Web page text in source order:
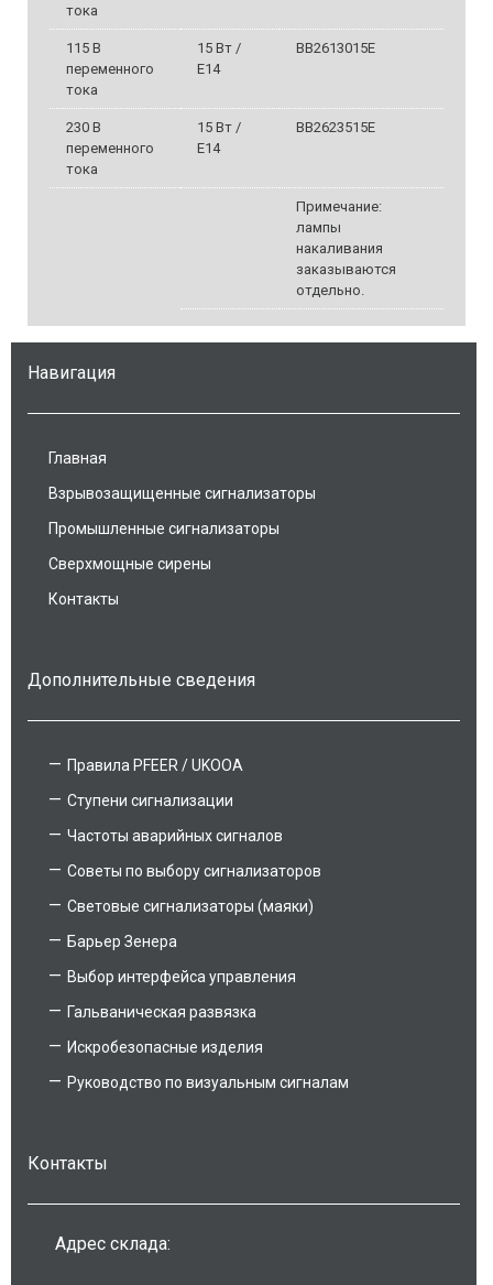
тока
115 В
переменного
тока
15 Вт /
E14
BB2613015E
230 В
переменного
тока
15 Вт /
E14
BB2623515E
Примечание:
лампы
накаливания
заказываются
отдельно.
Навигация
Главная
Взрывозащищенные сигнализаторы
Промышленные сигнализаторы
Сверхмощные сирены
Контакты
Дополнительные сведения
Правила PFEER / UKOOA
Ступени сигнализации
Частоты аварийных сигналов
Советы по выбору сигнализаторов
Световые сигнализаторы (маяки)
Барьер Зенера
Выбор интерфейса управления
Гальваническая развязка
Искробезопасные изделия
Руководство по визуальным сигналам
Контакты
Адрес склада: